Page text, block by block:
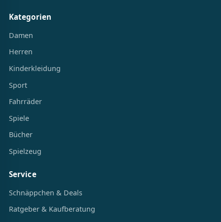
Kategorien
Damen
Herren
Kinderkleidung
Sport
Fahrräder
Spiele
Bücher
Spielzeug
Service
Schnäppchen & Deals
Ratgeber & Kaufberatung